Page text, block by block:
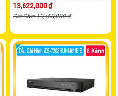
13,622,000 ₫
Giá Gốc: 19,460,000 ₫